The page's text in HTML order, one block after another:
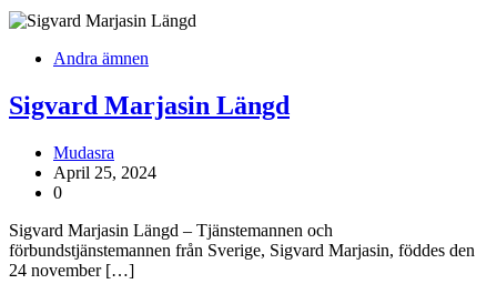
Andra ämnen
Sigvard Marjasin Längd
Mudasra
April 25, 2024
0
Sigvard Marjasin Längd – Tjänstemannen och
förbundstjänstemannen från Sverige, Sigvard Marjasin, föddes den
24 november […]